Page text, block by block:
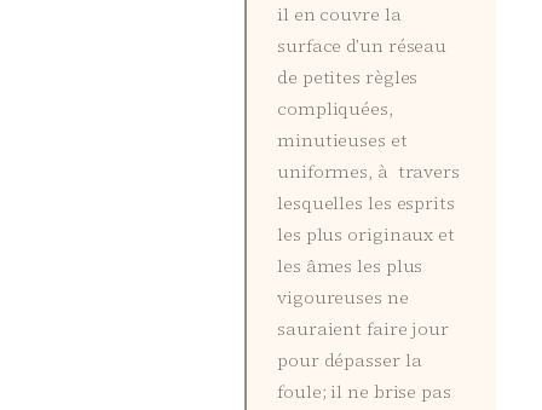
il en couvre la
surface d’un réseau
de petites règles
compliquées,
minutieuses et
uniformes, à travers
lesquelles les esprits
les plus originaux et
les âmes les plus
vigoureuses ne
sauraient faire jour
pour dépasser la
foule; il ne brise pas